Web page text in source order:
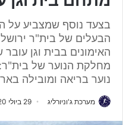
בצעד נוסף שמצביע על
הבעלים של בית"ר
האימונים בבית וגן
מחלקת הנוער של
נוער בריאה ומובילה
מערכת ג'וניורליג 29 ביולי 2020